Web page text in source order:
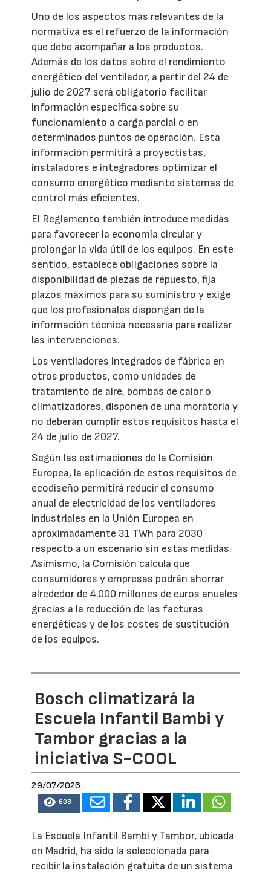
Uno de los aspectos más relevantes de la
normativa es el refuerzo de la información
que debe acompañar a los productos.
Además de los datos sobre el rendimiento
energético del ventilador, a partir del 24 de
julio de 2027 será obligatorio facilitar
información específica sobre su
funcionamiento a carga parcial o en
determinados puntos de operación. Esta
información permitirá a proyectistas,
instaladores e integradores optimizar el
consumo energético mediante sistemas de
control más eficientes.
El Reglamento también introduce medidas
para favorecer la economía circular y
prolongar la vida útil de los equipos. En este
sentido, establece obligaciones sobre la
disponibilidad de piezas de repuesto, fija
plazos máximos para su suministro y exige
que los profesionales dispongan de la
información técnica necesaria para realizar
las intervenciones.
Los ventiladores integrados de fábrica en
otros productos, como unidades de
tratamiento de aire, bombas de calor o
climatizadores, disponen de una moratoria y
no deberán cumplir estos requisitos hasta el
24 de julio de 2027.
Según las estimaciones de la Comisión
Europea, la aplicación de estos requisitos de
ecodiseño permitirá reducir el consumo
anual de electricidad de los ventiladores
industriales en la Unión Europea en
aproximadamente 31 TWh para 2030
respecto a un escenario sin estas medidas.
Asimismo, la Comisión calcula que
consumidores y empresas podrán ahorrar
alrededor de 4.000 millones de euros anuales
gracias a la reducción de las facturas
energéticas y de los costes de sustitución
de los equipos.
Bosch climatizará la
Escuela Infantil Bambi y
Tambor gracias a la
iniciativa S-COOL
29/07/2026
603
La Escuela Infantil Bambi y Tambor, ubicada
en Madrid, ha sido la seleccionada para
recibir la instalación gratuita de un sistema